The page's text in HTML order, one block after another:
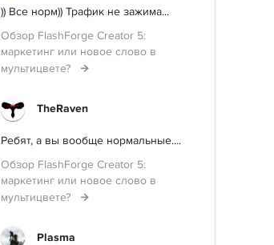
)) Все норм)) Трафик не зажима...
Обзор FlashForge Creator 5:
маркетинг или новое слово в
мультицвете?
TheRaven
Ребят, а вы вообще нормальные....
Обзор FlashForge Creator 5:
маркетинг или новое слово в
мультицвете?
Plasma